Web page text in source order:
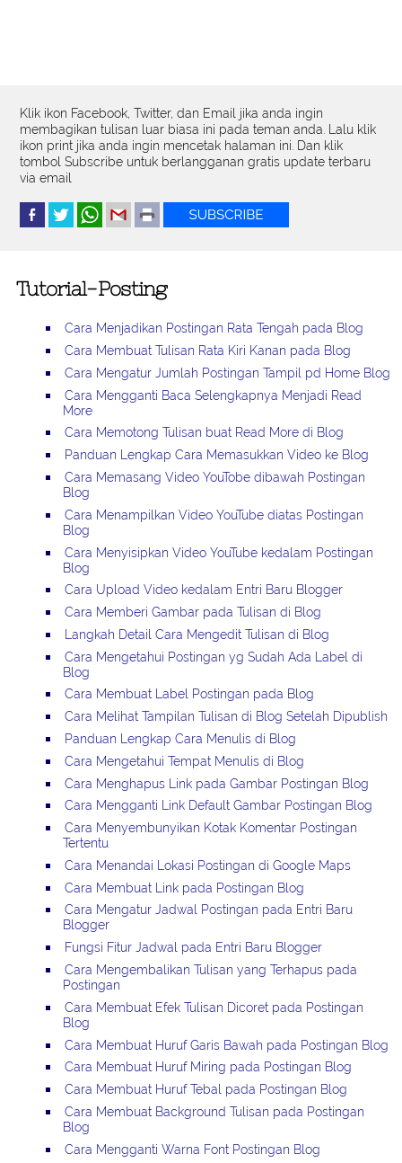
Klik ikon Facebook, Twitter, dan Email jika anda ingin
membagikan tulisan luar biasa ini pada teman anda. Lalu klik
ikon print jika anda ingin mencetak halaman ini. Dan klik
tombol Subscribe untuk berlangganan gratis update terbaru
via email
Tutorial-Posting
Cara Menjadikan Postingan Rata Tengah pada Blog
Cara Membuat Tulisan Rata Kiri Kanan pada Blog
Cara Mengatur Jumlah Postingan Tampil pd Home Blog
Cara Mengganti Baca Selengkapnya Menjadi Read
More
Cara Memotong Tulisan buat Read More di Blog
Panduan Lengkap Cara Memasukkan Video ke Blog
Cara Memasang Video YouTobe dibawah Postingan
Blog
Cara Menampilkan Video YouTube diatas Postingan
Blog
Cara Menyisipkan Video YouTube kedalam Postingan
Blog
Cara Upload Video kedalam Entri Baru Blogger
Cara Memberi Gambar pada Tulisan di Blog
Langkah Detail Cara Mengedit Tulisan di Blog
Cara Mengetahui Postingan yg Sudah Ada Label di
Blog
Cara Membuat Label Postingan pada Blog
Cara Melihat Tampilan Tulisan di Blog Setelah Dipublish
Panduan Lengkap Cara Menulis di Blog
Cara Mengetahui Tempat Menulis di Blog
Cara Menghapus Link pada Gambar Postingan Blog
Cara Mengganti Link Default Gambar Postingan Blog
Cara Menyembunyikan Kotak Komentar Postingan
Tertentu
Cara Menandai Lokasi Postingan di Google Maps
Cara Membuat Link pada Postingan Blog
Cara Mengatur Jadwal Postingan pada Entri Baru
Blogger
Fungsi Fitur Jadwal pada Entri Baru Blogger
Cara Mengembalikan Tulisan yang Terhapus pada
Postingan
Cara Membuat Efek Tulisan Dicoret pada Postingan
Blog
Cara Membuat Huruf Garis Bawah pada Postingan Blog
Cara Membuat Huruf Miring pada Postingan Blog
Cara Membuat Huruf Tebal pada Postingan Blog
Cara Membuat Background Tulisan pada Postingan
Blog
Cara Mengganti Warna Font Postingan Blog